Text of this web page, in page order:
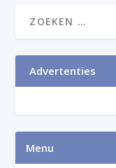
Advertenties
Menu